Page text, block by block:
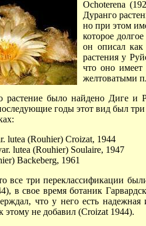
Ochoterena
Дуранго
но при этом
которое
он описал
растения у
что оно имеет
желтоватыми
растение было найдено Диге и
годы этот вид был
lutea (Rouhier) Croizat, 1944
lutea (Rouhier) Soulaire, 1947
Backeberg, 1961
все три переклассификации
в свое время ботаник
что у него есть
этому не добавил (Croizat 1944).